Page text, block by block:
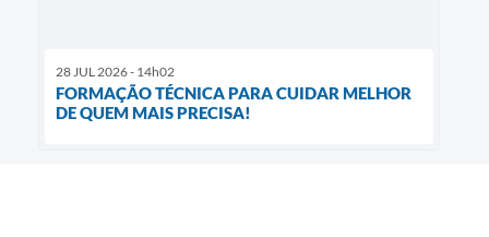
28 JUL 2026 - 14h02
FORMAÇÃO TÉCNICA PARA CUIDAR MELHOR
DE QUEM MAIS PRECISA!